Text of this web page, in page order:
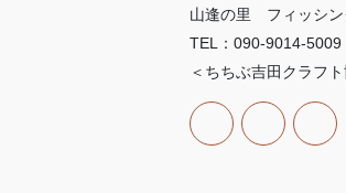
山逢の里 フィッシン
TEL：090-9014-5009
＜ちちぶ吉田クラフ